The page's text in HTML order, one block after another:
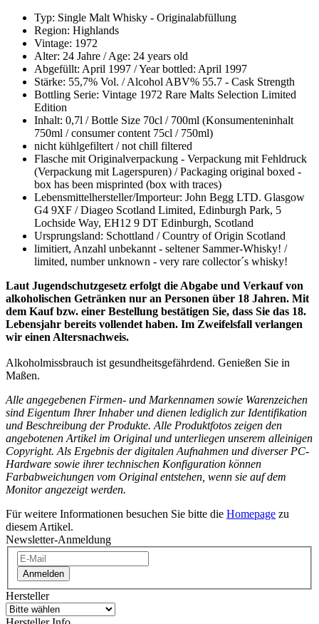
Typ: Single Malt Whisky - Originalabfüllung
Region: Highlands
Vintage: 1972
Alter: 24 Jahre / Age: 24 years old
Abgefüllt: April 1997 / Year bottled: April 1997
Stärke: 55,7% Vol. / Alcohol ABV% 55.7 - Cask Strength
Bottling Serie: Vintage 1972 Rare Malts Selection Limited
Edition
Inhalt: 0,7l / Bottle Size 70cl / 700ml (Konsumenteninhalt
750ml / consumer content 75cl / 750ml)
nicht kühlgefiltert / not chill filtered
Flasche mit Originalverpackung - Verpackung mit Fehldruck
(Verpackung mit Lagerspuren) / Packaging original boxed -
box has been misprinted (box with traces)
Lebensmittelhersteller/Importeur: John Begg LTD. Glasgow
G4 9XF / Diageo Scotland Limited, Edinburgh Park, 5
Lochside Way, EH12 9 DT Edinburgh, Scotland
Ursprungsland: Schottland / Country of Origin Scotland
limitiert, Anzahl unbekannt - seltener Sammer-Whisky! /
limited, number unknown - very rare collector´s whisky!
Laut Jugendschutzgesetz erfolgt die Abgabe und Verkauf von
alkoholischen Getränken nur an Personen über 18 Jahren. Mit
dem Kauf bzw. einer Bestellung bestätigen Sie, dass Sie das 18.
Lebensjahr bereits vollendet haben. Im Zweifelsfall verlangen
wir einen Altersnachweis.
Alkoholmissbrauch ist gesundheitsgefährdend. Genießen Sie in
Maßen.
Alle angegebenen Firmen- und Markennamen sowie Warenzeichen
sind Eigentum Ihrer Inhaber und dienen lediglich zur Identifikation
und Beschreibung der Produkte. Alle Produktfotos zeigen den
angebotenen Artikel im Original und unterliegen unserem alleinigen
Copyright. Als Ergebnis der digitalen Aufnahmen und diverser PC-
Hardware sowie ihrer technischen Konfiguration können
Farbabweichungen vom Original entstehen, wenn sie auf dem
Monitor angezeigt werden.
Für weitere Informationen besuchen Sie bitte die Homepage zu
diesem Artikel.
Newsletter-Anmeldung
Anmelden
Hersteller